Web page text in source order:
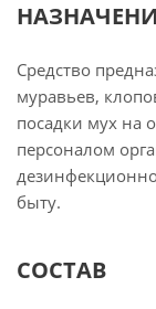
Средство
муравьев,
посадки мух на
персоналом
быту.
СОСТАВ